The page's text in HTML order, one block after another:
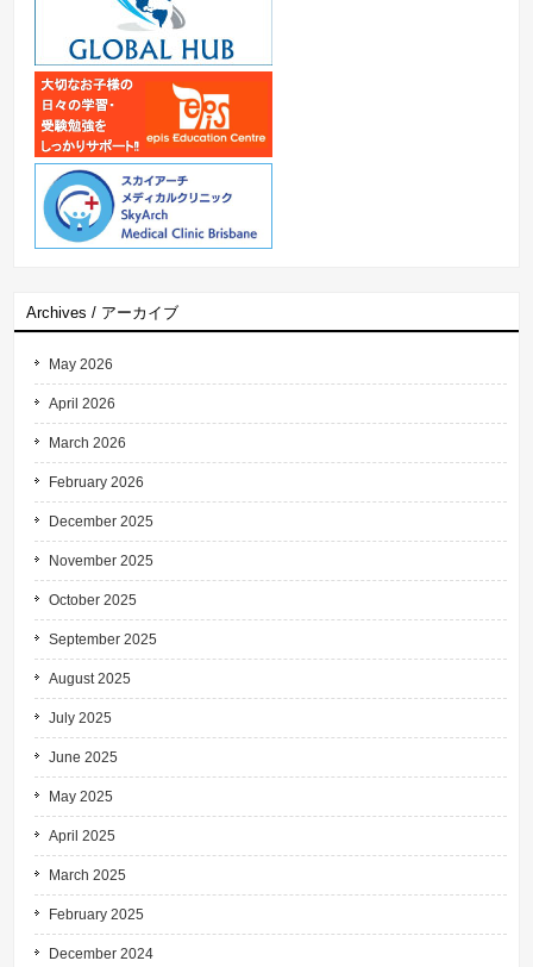
Archives / アーカイブ
May 2026
April 2026
March 2026
February 2026
December 2025
November 2025
October 2025
September 2025
August 2025
July 2025
June 2025
May 2025
April 2025
March 2025
February 2025
December 2024